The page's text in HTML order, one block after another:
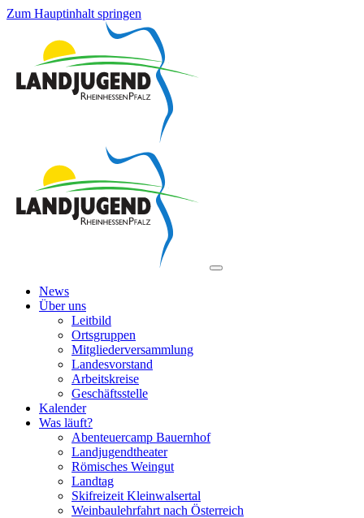
Zum Hauptinhalt springen
News
Über uns
Leitbild
Ortsgruppen
Mitgliederversammlung
Landesvorstand
Arbeitskreise
Geschäftsstelle
Kalender
Was läuft?
Abenteuercamp Bauernhof
Landjugendtheater
Römisches Weingut
Landtag
Skifreizeit Kleinwalsertal
Weinbaulehrfahrt nach Österreich